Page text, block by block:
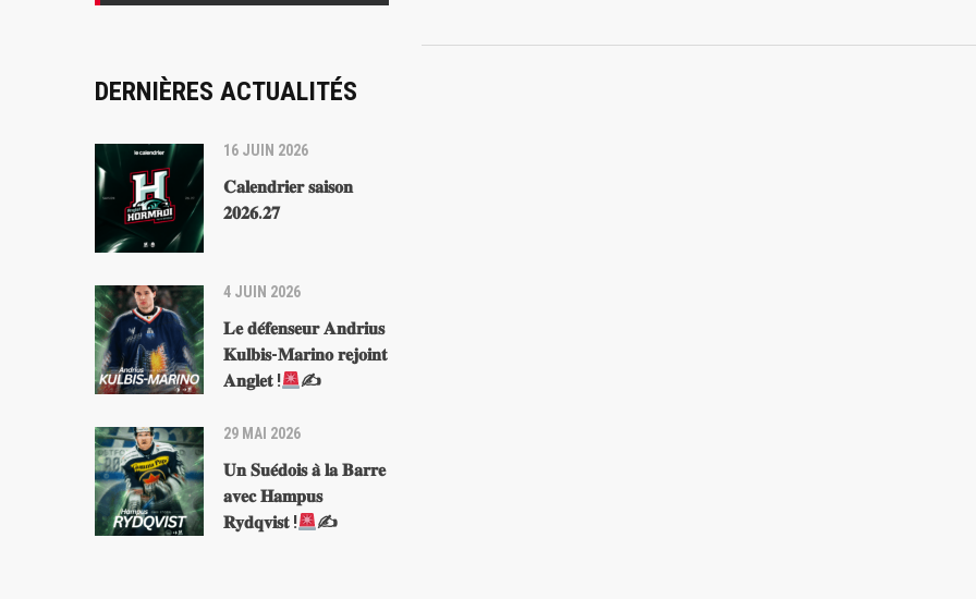
DERNIÈRES ACTUALITÉS
16 JUIN 2026
𝐂𝐚𝐥𝐞𝐧𝐝𝐫𝐢𝐞𝐫 𝐬𝐚𝐢𝐬𝐨𝐧
𝟐𝟎𝟐𝟔.𝟐𝟕
4 JUIN 2026
𝐋𝐞 𝐝𝐞́𝐟𝐞𝐧𝐬𝐞𝐮𝐫 𝐀𝐧𝐝𝐫𝐢𝐮𝐬
𝐊𝐮𝐥𝐛𝐢𝐬-𝐌𝐚𝐫𝐢𝐧𝐨 𝐫𝐞𝐣𝐨𝐢𝐧𝐭
𝐀𝐧𝐠𝐥𝐞𝐭 !
✍
29 MAI 2026
𝐔𝐧 𝐒𝐮𝐞́𝐝𝐨𝐢𝐬 𝐚̀ 𝐥𝐚 𝐁𝐚𝐫𝐫𝐞
𝐚𝐯𝐞𝐜 𝐇𝐚𝐦𝐩𝐮𝐬
𝐑𝐲𝐝𝐪𝐯𝐢𝐬𝐭 !
✍